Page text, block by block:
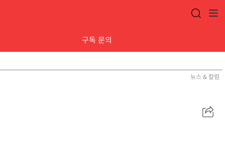
구독 문의
뉴스 & 칼럼
공
유